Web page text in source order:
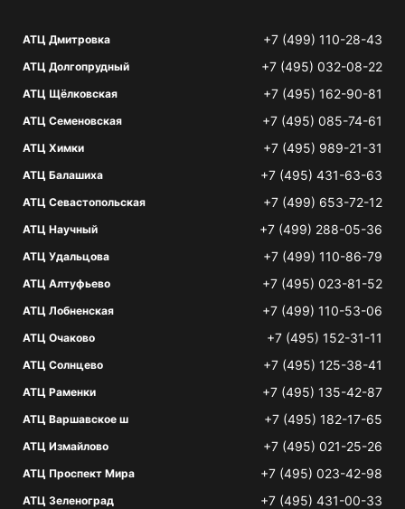
АТЦ Дмитровка +7 (499) 110-28-43
АТЦ Долгопрудный +7 (495) 032-08-22
АТЦ Щёлковская +7 (495) 162-90-81
АТЦ Семеновская +7 (495) 085-74-61
АТЦ Химки +7 (495) 989-21-31
АТЦ Балашиха +7 (495) 431-63-63
АТЦ Севастопольская +7 (499) 653-72-12
АТЦ Научный +7 (499) 288-05-36
АТЦ Удальцова +7 (499) 110-86-79
АТЦ Алтуфьево +7 (495) 023-81-52
АТЦ Лобненская +7 (499) 110-53-06
АТЦ Очаково +7 (495) 152-31-11
АТЦ Солнцево +7 (495) 125-38-41
АТЦ Раменки +7 (495) 135-42-87
АТЦ Варшавское ш +7 (495) 182-17-65
АТЦ Измайлово +7 (495) 021-25-26
АТЦ Проспект Мира +7 (495) 023-42-98
АТЦ Зеленоград +7 (495) 431-00-33